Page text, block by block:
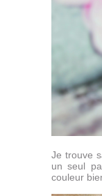
Je trouve
un seul
couleur